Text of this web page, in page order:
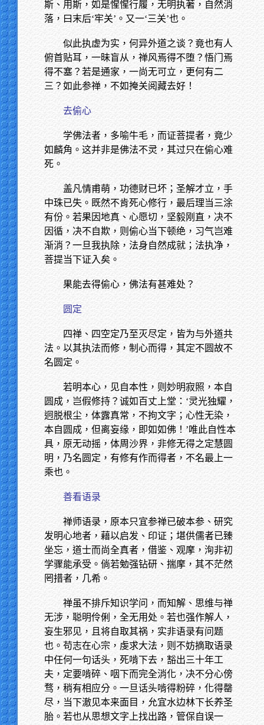
斯、用斯，如是惺惺行履，无明执著，自然消
落，曰末后‘牢关’。又一‘三关’也。
似此执虚为实，何异外道之谈？竟也有人
俯首贴耳，一昧盲从，禅风焉得不堕？悟门焉
得不塞？若是通家，一尚无可立，更何有二
三？如此参禅，不如掩关阅藏去好！
去偷心
学佛法者，多喻牛毛，而证菩提者，竟少
如麟角。这并非是佛法不灵，其过只在偷心难
死。
盖凡情甫萌，功德财已坏；圣解才立，手
中珠已失。既然不肯死心修行，最后理当三涂
有份。若果因地真、心愿切，坚毅刚直，决不
因循，决不自欺，则偷心当下顿绝，习气岂难
渐消？一旦我执除，法身自然成就；法执净，
菩提当下证入矣。
果能去得偷心，佛法有甚难处？
圆定
四禅、四空定乃至灭尽定，皆为与外道共
法。以其执法而修，制心而得，其定不圆故不
名圆定。
若明本心，见自本性，则妙明寂照，本自
圆成，岂假修持？诚如百丈上堂：‘灵光独耀，
迥脱根尘，体露真常，不拘文字；心性无染，
本自圆成，但离妄缘，即如如佛！’唯此自性本
具，原无动摇，体周沙界，非修无得之定慧圆
明，乃名圆定，有修有作而得者，不名最上一
乘也。
善看语录
禅师语录，原本只宜参禅已破本参、研究
发明心地者，藉以启发、印证；堪供儒者已臻
坐忘，道士而尚全真者，借鉴、观摩，洵非初
学骤能承受。倘若勉强钻研、揣摩，其不茫然
罔措者，几希。
禅虽不排斥知识学问，而知解、思维与禅
无涉，聪明伶俐，全无用处。若也强作解人，
妄生邪见，且将自取其祸，实非语录有问题
也。苟志在心宗，虔求大法，则不妨摘取语录
中任何一句话头，死啃下去，豁出三十年工
夫，定要啃碎、咽下而完全消化，决不分心傍
骛，稍有相应分。一旦话头啃得粉碎，化得罄
尽，当下澈见本来面目，允宜水边林下长养圣
胎。若也从思想文字上找出路，管保自误一